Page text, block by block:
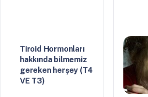
Tiroid Hormonları
hakkında bilmemiz
gereken herşey (T4
VE T3)